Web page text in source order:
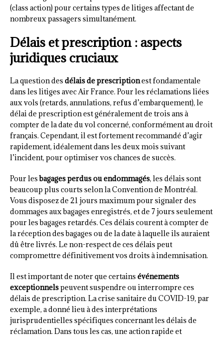
(class action) pour certains types de litiges affectant de
nombreux passagers simultanément.
Délais et prescription : aspects
juridiques cruciaux
La question des délais de prescriptionest fondamentale
dans les litiges avec Air France. Pour les réclamations liées
aux vols (retards, annulations, refus d’embarquement), le
délai de prescription est généralement de trois ans à
compter de la date du vol concerné, conformément au droit
français. Cependant, il est fortement recommandé d’agir
rapidement, idéalement dans les deux mois suivant
l’incident, pour optimiser vos chances de succès.
Pour lesbagages perdus ou endommagés, les délais sont
beaucoup plus courts selon la Convention de Montréal.
Vous disposez de 21 jours maximum pour signaler des
dommages aux bagages enregistrés, et de 7 jours seulement
pour les bagages retardés. Ces délais courent à compter de
la réception des bagages ou de la date à laquelle ils auraient
dû être livrés. Le non-respect de ces délais peut
compromettre définitivement vos droits à indemnisation.
Il est important de noter que certains événements
exceptionnelspeuvent suspendre ou interrompre ces
délais de prescription. La crise sanitaire du COVID-19, par
exemple, a donné lieu à des interprétations
jurisprudentielles spécifiques concernant les délais de
réclamation. Dans tous les cas, une action rapide et